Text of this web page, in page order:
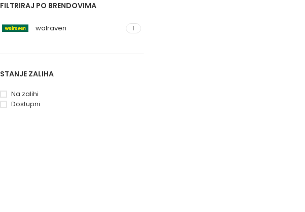
FILTRIRAJ PO BRENDOVIMA
walraven 1
STANJE ZALIHA
Na zalihi
Dostupni